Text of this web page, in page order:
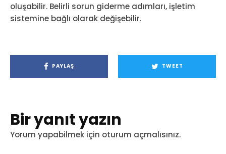
oluşabilir. Belirli sorun giderme adımları, işletim
sistemine bağlı olarak değişebilir.
PAYLAŞ TWEET
Bir yanıt yazın
Yorum yapabilmek için oturum açmalısınız.